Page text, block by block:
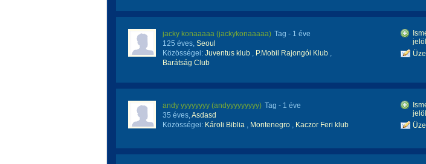
jacky konaaaaa (jackykonaaaaa) Tag - 1 éve
125 éves, Seoul
Közösségei: Juventus klub , P.Mobil Rajongói Klub ,
Barátság Club
andy yyyyyyyy (andyyyyyyyyy) Tag - 1 éve
35 éves,Asdasd
Közösségei: Károli Biblia , Montenegro , Kaczor Feri klub